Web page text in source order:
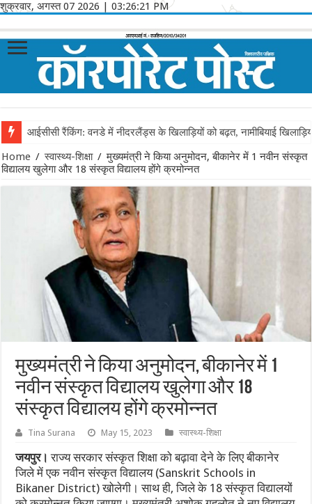
शुक्रवार, अगस्त 07 2026 | 03:26:21 PM
आईसीसी रैंकिंग: वनडे में नीदरलैंड्स के खिलाड़ियों को बढ़त, नामीबियाई
Home / स्वास्थ्य-शिक्षा / मुख्यमंत्री ने किया अनुमोदन, बीकानेर में 1 नवीन संस्कृत
विद्यालय खुलेगा और 18 संस्कृत विद्यालय होंगे क्रमोन्नत
मुख्यमंत्री ने किया अनुमोदन, बीकानेर में 1
नवीन संस्कृत विद्यालय खुलेगा और 18
संस्कृत विद्यालय होंगे क्रमोन्नत
Tina Surana May 15, 2023 स्वास्थ्य-शिक्षा
जयपुर। राज्य सरकार संस्कृत शिक्षा को बढ़ावा देने के लिए बीकानेर
जिले में एक नवीन संस्कृत विद्यालय (Sanskrit Schools in
Bikaner District) खोलेगी। साथ ही, जिले के 18 संस्कृत विद्यालयों